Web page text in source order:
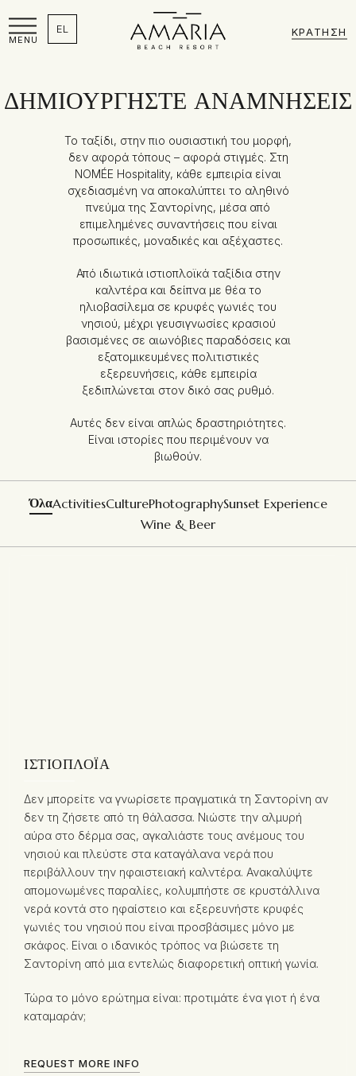
EL ΚΡΆΤΗΣΗ
MENU
ΔΗΜΙΟΥΡΓΉΣΤΕ ΑΝΑΜΝΉΣΕΙΣ
Το ταξίδι, στην πιο ουσιαστική του μορφή,
δεν αφορά τόπους – αφορά στιγμές. Στη
NOMÉE Hospitality, κάθε εμπειρία είναι
σχεδιασμένη να αποκαλύπτει το αληθινό
πνεύμα της Σαντορίνης, μέσα από
επιμελημένες συναντήσεις που είναι
προσωπικές, μοναδικές και αξέχαστες.
Από ιδιωτικά ιστιοπλοϊκά ταξίδια στην
καλντέρα και δείπνα με θέα το
ηλιοβασίλεμα σε κρυφές γωνιές του
νησιού, μέχρι γευσιγνωσίες κρασιού
βασισμένες σε αιωνόβιες παραδόσεις και
εξατομικευμένες πολιτιστικές
εξερευνήσεις, κάθε εμπειρία
ξεδιπλώνεται στον δικό σας ρυθμό.
Αυτές δεν είναι απλώς δραστηριότητες.
Είναι ιστορίες που περιμένουν να
βιωθούν.
ΌλαActivitiesCulturePhotographySunset Experience
Wine & Beer
ΙΣΤΙΟΠΛΟΪ́Α
Δεν μπορείτε να γνωρίσετε πραγματικά τη Σαντορίνη αν
δεν τη ζήσετε από τη θάλασσα. Νιώστε την αλμυρή
αύρα στο δέρμα σας, αγκαλιάστε τους ανέμους του
νησιού και πλεύστε στα καταγάλανα νερά που
περιβάλλουν την ηφαιστειακή καλντέρα. Ανακαλύψτε
απομονωμένες παραλίες, κολυμπήστε σε κρυστάλλινα
νερά κοντά στο ηφαίστειο και εξερευνήστε κρυφές
γωνιές του νησιού που είναι προσβάσιμες μόνο με
σκάφος. Είναι ο ιδανικός τρόπος να βιώσετε τη
Σαντορίνη από μια εντελώς διαφορετική οπτική γωνία.
Τώρα το μόνο ερώτημα είναι: προτιμάτε ένα γιοτ ή ένα
καταμαράν;
REQUEST MORE INFO